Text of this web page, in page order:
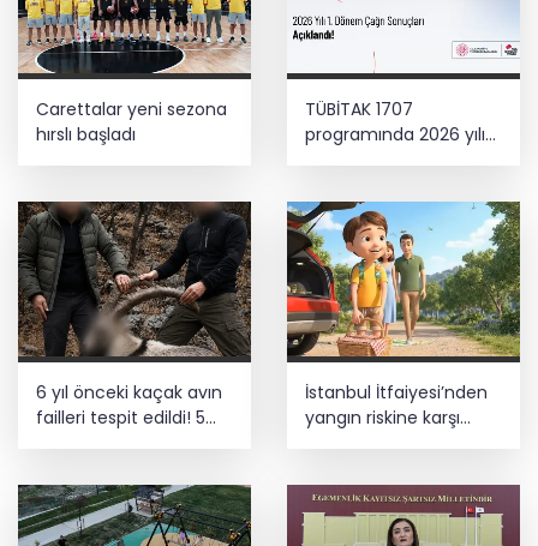
Carettalar yeni sezona
hırslı başladı
TÜBİTAK 1707
programında 2026 yılı
6 yıl önceki kaçak avın
failleri tespit edildi! 5
yaban keçisi için ceza
İstanbul İtfaiyesi’nden
yangın riskine karşı
videolu uyarı